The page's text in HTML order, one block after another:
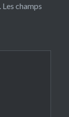
Les champs